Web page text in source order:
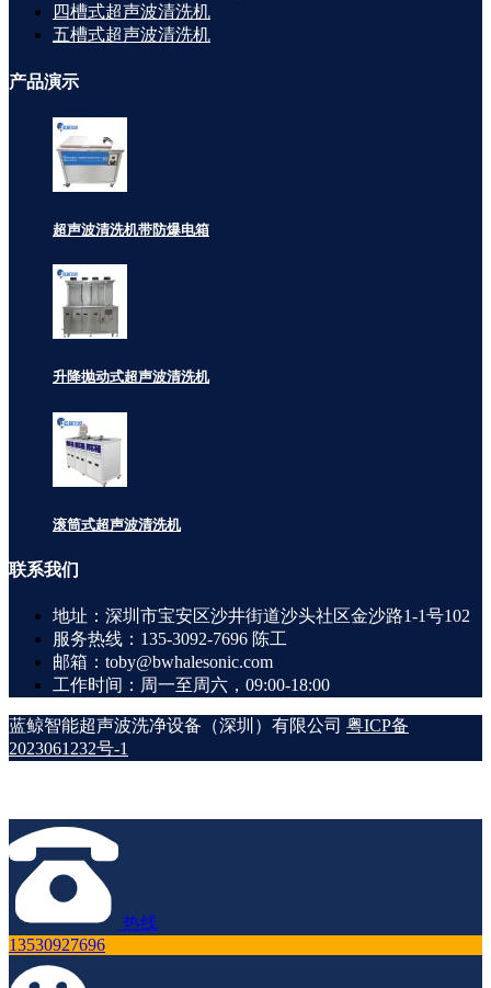
四槽式超声波清洗机
五槽式超声波清洗机
产品演示
超声波清洗机带防爆电箱
升降抛动式超声波清洗机
滚筒式超声波清洗机
联系我们
地址：深圳市宝安区沙井街道沙头社区金沙路1-1号102
服务热线：135-3092-7696 陈工
邮箱：toby@bwhalesonic.com
工作时间：周一至周六，09:00-18:00
蓝鲸智能超声波洗净设备（深圳）有限公司 粤ICP备
2023061232号-1
热线
13530927696